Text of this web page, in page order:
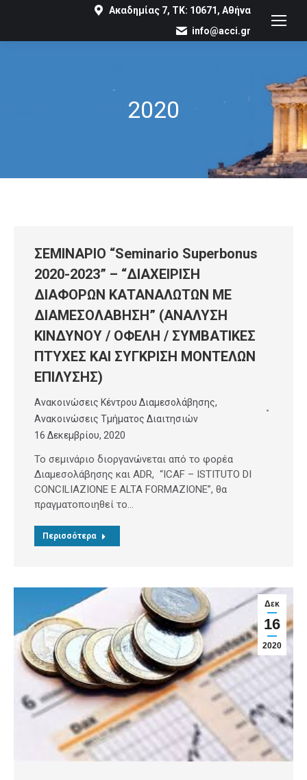
Ακαδημίας 7, ΤΚ: 10671, Αθήνα
info@acci.gr
2020
You are here:
ΣΕΜΙΝΑΡΙΟ “Seminario Superbonus
2020-2023” – “ΔΙΑΧΕΙΡΙΣΗ
ΔΙΑΦΟΡΩΝ ΚΑΤΑΝΑΛΩΤΩΝ ΜΕ
ΔΙΑΜΕΣΟΛΑΒΗΣΗ” (ΑΝΑΛΥΣΗ
ΚΙΝΔΥΝΟΥ / ΟΦΕΛΗ / ΣΥΜΒΑΤΙΚΕΣ
ΠΤΥΧΕΣ ΚΑΙ ΣΥΓΚΡΙΣΗ ΜΟΝΤΕΛΩΝ
ΕΠΙΛΥΣΗΣ)
Ανακοινώσεις Κέντρου Διαμεσολάβησης,
Ανακοινώσεις Τμήματος Διαιτησιών
16 Δεκεμβρίου, 2020
Το σεμινάριο διοργανώνεται από το φορέα
Διαμεσολάβησης και ADR, “ICAF – ISTITUTO DI
CONCILIAZIONE E ALTA FORMAZIONE”, θα
πραγματοποιηθεί το…
Περισσότερα
Δεκ
16
2020